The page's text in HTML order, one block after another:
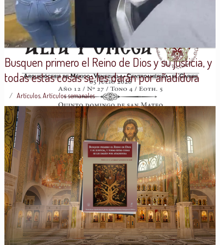
Busquen primero el Reino de Dios y su justicia, y
todas estas cosas se les darán por añadidura
Artículos,Artículos semanales